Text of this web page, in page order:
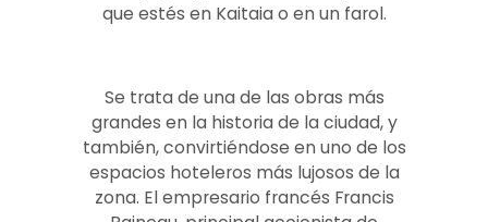
que estés en Kaitaia o en un farol.
Se trata de una de las obras más
grandes en la historia de la ciudad, y
también, convirtiéndose en uno de los
espacios hoteleros más lujosos de la
zona. El empresario francés Francis